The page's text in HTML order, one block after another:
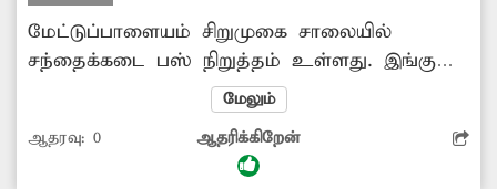
மேட்டுப்பாளையம் சிறுமுகை சாலையில்
சந்தைக்கடை பஸ் நிறுத்தம் உள்ளது. இங்கு
தினமும் பஸ் ஏறி, இறங்க ஏராளமான
பயணிகள் வந்து செல்கின்றனர். ஆனால்
நிழற்குடை இல்லை. இதனால் மழை, வெயிலில்
பஸ்சுக்காக காத்திருந்து பயணிகள் கடும்
மேலும்
ஆதரவு: 0 ஆதரிக்கிறேன்